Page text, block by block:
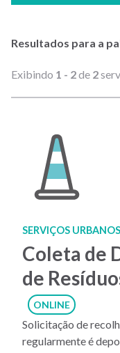
Resultados para a
Exibindo 1 - 2de 2
SERVIÇOS URBANOS
Coleta de
de
ONLINE
Solicitação de
regularmente é